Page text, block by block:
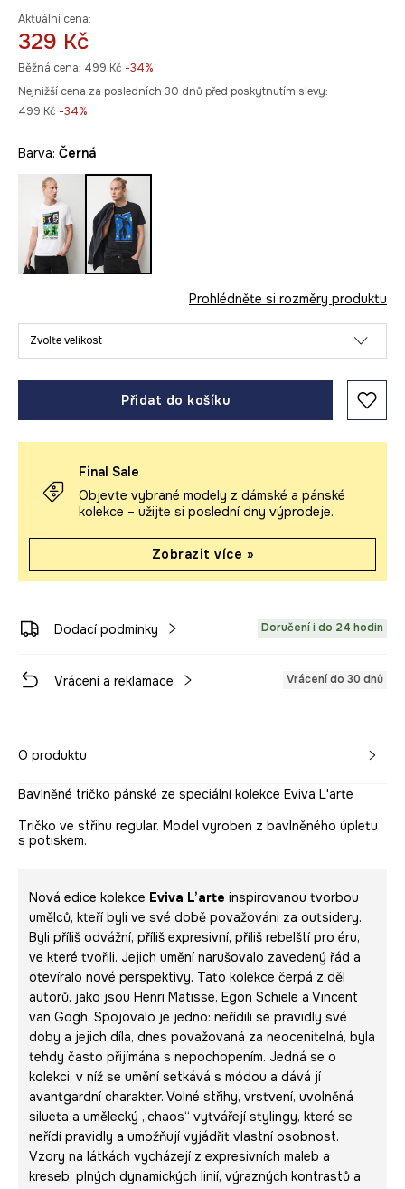
Aktuální cena:
329 Kč
Běžná cena: 499 Kč -34%
Nejnižší cena za posledních 30 dnů před poskytnutím slevy:
499 Kč -34%
Barva: černá
Prohlédněte si rozměry produktu
Zvolte velikost
Přidat do košíku
Final Sale
Objevte vybrané modely z dámské a pánské
kolekce – užijte si poslední dny výprodeje.
Zobrazit více »
Dodací podmínky Doručení i do 24 hodin
Vrácení a reklamace Vrácení do 30 dnů
O produktu
Bavlněné tričko pánské ze speciální kolekce Eviva L'arte
Tričko ve střihu regular. Model vyroben z bavlněného úpletu
s potiskem.
Nová edice kolekce Eviva L’arte inspirovanou tvorbou
umělců, kteří byli ve své době považováni za outsidery.
Byli příliš odvážní, příliš expresivní, příliš rebelští pro éru,
ve které tvořili. Jejich umění narušovalo zavedený řád a
otevíralo nové perspektivy. Tato kolekce čerpá z děl
autorů, jako jsou Henri Matisse, Egon Schiele a Vincent
van Gogh. Spojovalo je jedno: neřídili se pravidly své
doby a jejich díla, dnes považovaná za neocenitelná, byla
tehdy často přijímána s nepochopením. Jedná se o
kolekci, v níž se umění setkává s módou a dává jí
avantgardní charakter. Volné střihy, vrstvení, uvolněná
silueta a umělecký „chaos“ vytvářejí stylingy, které se
neřídí pravidly a umožňují vyjádřit vlastní osobnost.
Vzory na látkách vycházejí z expresivních maleb a
kreseb, plných dynamických linií, výrazných kontrastů a